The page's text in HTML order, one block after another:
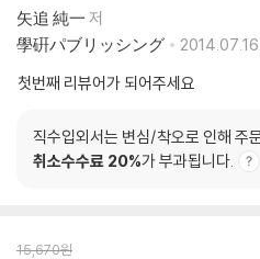
矢追 純一 저
學硏パブリッシング
2014.07.16.
첫번째 리뷰어가 되어주세요
직수입외서는 변심/착오로 인해 주
취소수수료 20%가 부과됩니다.
15,670원